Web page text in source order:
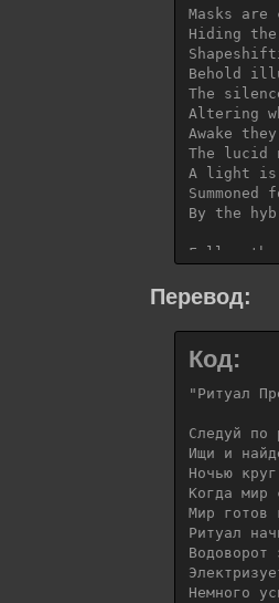
Masks
Hiding
Behold
The
Altering
Awake
The lucid
A light is
By the
Follow
At night
When
The earth
Erupting
The
Altering
The lucid
A light is
By the
Not
DNA
Blood of
in synergy
Перевод:
Код:
"Ритуал
Следуй по
Ищи и
Ночью
Когда мир
Мир готов
Ритуал
Водоворот
Немного